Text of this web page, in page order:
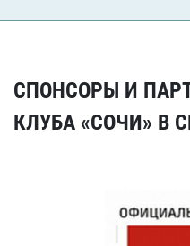
СПОНСОРЫ И
КЛУБА «СОЧИ» В